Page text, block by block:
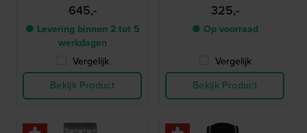
645,-
● Levering binnen 2 tot 5
werkdagen
Vergelijk
Bekijk Product
325,-
● Op voorraad
Vergelijk
Bekijk Product